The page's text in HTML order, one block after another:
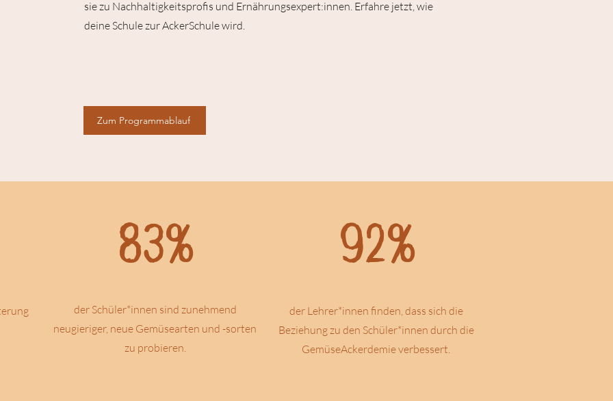
sie zu Nachhaltigkeitsprofis und Ernährungsexpert:innen. Erfahre jetzt, wie
deine Schule zur AckerSchule wird.
Zum Programmablauf
83%
der Schüler*innen sind zunehmend
neugieriger, neue Gemüsearten und -sorten
zu probieren.
92%
der Lehrer*innen finden, dass sich die
Beziehung zu den Schüler*innen durch die
GemüseAckerdemie verbessert.